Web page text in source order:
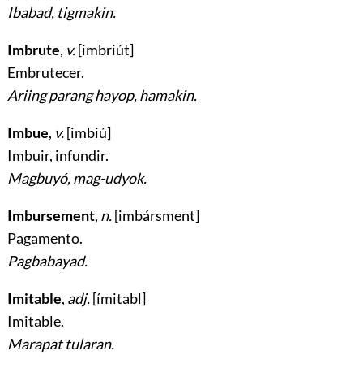
Ibabad, tigmakin.
Imbrute, v.[imbriút]
Embrutecer.
Ariing parang hayop, hamakin.
Imbue, v.[imbiú]
Imbuir, infundir.
Magbuyó, mag-udyok.
Imbursement, n.[imbársment]
Pagamento.
Pagbabayad.
Imitable, adj.[ímitabl]
Imitable.
Marapat tularan.